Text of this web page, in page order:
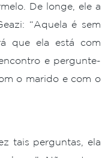
De longe, ele a
“Aquela é sem
que ela está com
e pergunte-
o marido e com o
tais perguntas, ela